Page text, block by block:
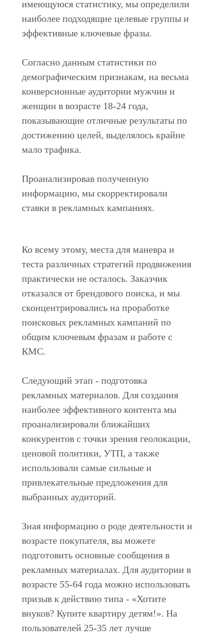
имеющуюся статистику, мы определили
наиболее подходящие целевые группы и
эффективные ключевые фразы.
Согласно данным статистики по
демографическим признакам, на весьма
конверсионные аудитории мужчин и
женщин в возрасте 18-24 года,
показывающие отличные результаты по
достижению целей, выделялось крайне
мало трафика.
Проанализировав полученную
информацию, мы скорректировали
ставки в рекламных кампаниях.
Ко всему этому, места для маневра и
теста различных стратегий продвижения
практически не осталось. Заказчик
отказался от брендового поиска, и мы
сконцентрировались на проработке
поисковых рекламных кампаний по
общим ключевым фразам и работе с
КМС.
Следующий этап - подготовка
рекламных материалов. Для создания
наиболее эффективного контента мы
проанализировали ближайших
конкурентов с точки зрения геолокации,
ценовой политики, УТП, а также
использовали самые сильные и
привлекательные предложения для
выбранных аудиторий.
Зная информацию о роде деятельности и
возрасте покупателя, вы можете
подготовить основные сообщения в
рекламных материалах. Для аудитории в
возрасте 55-64 года можно использовать
призыв к действию типа - «Хотите
внуков? Купите квартиру детям!». На
пользователей 25-35 лет лучше